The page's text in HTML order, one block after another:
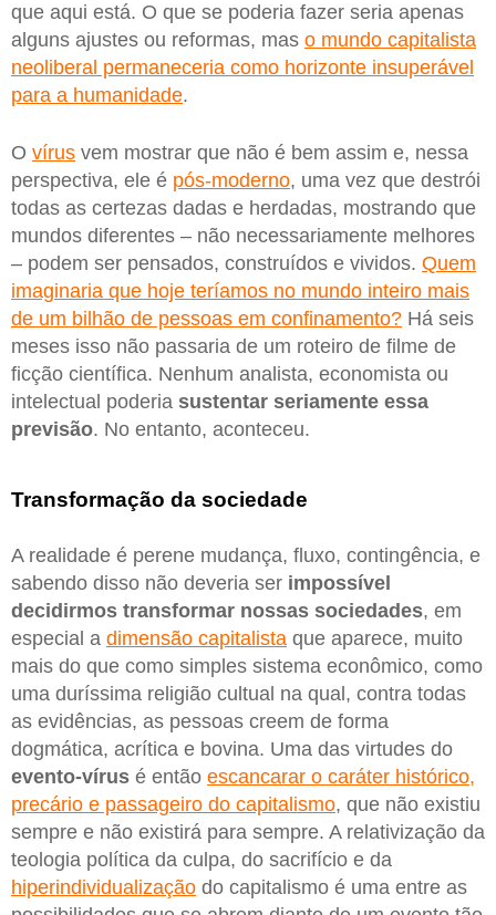
que aqui está. O que se poderia fazer seria apenas
alguns ajustes ou reformas, mas o mundo capitalista
neoliberal permaneceria como horizonte insuperável
para a humanidade.
O vírus vem mostrar que não é bem assim e, nessa
perspectiva, ele é pós-moderno, uma vez que destrói
todas as certezas dadas e herdadas, mostrando que
mundos diferentes – não necessariamente melhores
– podem ser pensados, construídos e vividos. Quem
imaginaria que hoje teríamos no mundo inteiro mais
de um bilhão de pessoas em confinamento? Há seis
meses isso não passaria de um roteiro de filme de
ficção científica. Nenhum analista, economista ou
intelectual poderia sustentar seriamente essa
previsão. No entanto, aconteceu.
Transformação da sociedade
A realidade é perene mudança, fluxo, contingência, e
sabendo disso não deveria ser impossível
decidirmos transformar nossas sociedades, em
especial a dimensão capitalista que aparece, muito
mais do que como simples sistema econômico, como
uma duríssima religião cultual na qual, contra todas
as evidências, as pessoas creem de forma
dogmática, acrítica e bovina. Uma das virtudes do
evento-vírus é então escancarar o caráter histórico,
precário e passageiro do capitalismo, que não existiu
sempre e não existirá para sempre. A relativização da
teologia política da culpa, do sacrifício e da
hiperindividualização do capitalismo é uma entre as